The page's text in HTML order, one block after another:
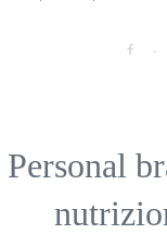
Personal